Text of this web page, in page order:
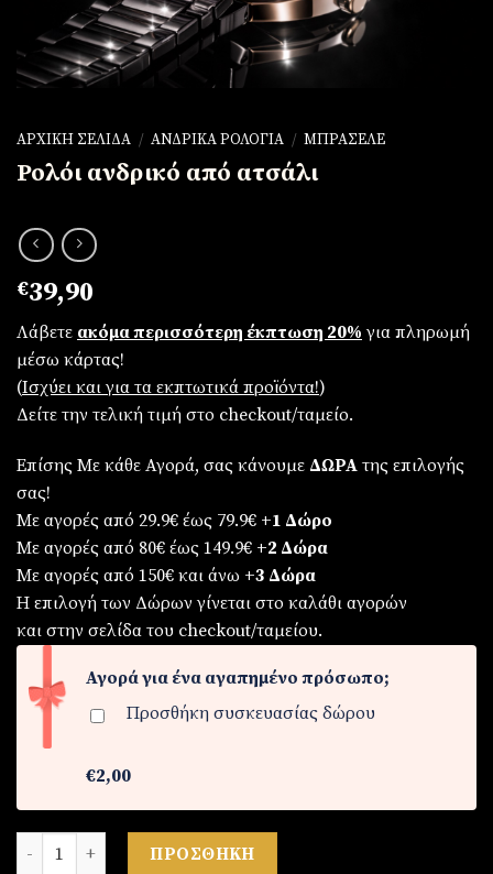
ΑΡΧΙΚΉ ΣΕΛΊΔΑ / ΑΝΔΡΙΚΆ ΡΟΛΌΓΙΑ / ΜΠΡΑΣΕΛΈ
Ρολόι ανδρικό από ατσάλι
€39,90
Λάβετε ακόμα περισσότερη έκπτωση 20% για πληρωμή
μέσω κάρτας!
(Iσχύει και για τα εκπτωτικά προϊόντα!)
Δείτε την τελική τιμή στο checkout/ταμείο.
Επίσης Με κάθε Αγορά, σας κάνουμε ΔΩΡΑ της επιλογής
σας!
Με αγορές από 29.9€ έως 79.9€ +1 Δώρο
Με αγορές από 80€ έως 149.9€ +2 Δώρα
Με αγορές από 150€ και άνω +3 Δώρα
Η επιλογή των Δώρων γίνεται στο καλάθι αγορών
και στην σελίδα του checkout/ταμείου.
Αγορά για ένα αγαπημένο πρόσωπο;
Προσθήκη συσκευασίας δώρου
€2,00
Ρολόι ανδρικό από ατσάλι ποσότητα
ΠΡΟΣΘΉΚΗ